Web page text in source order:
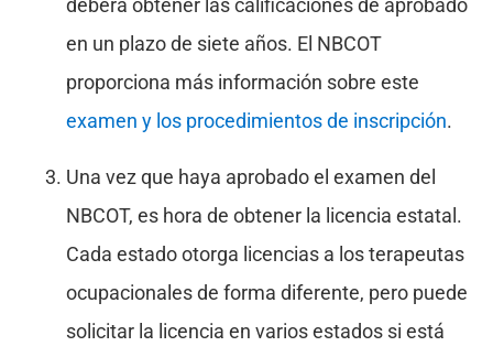
deberá obtener las calificaciones de aprobado
en un plazo de siete años. El NBCOT
proporciona más información sobre este
examen y los procedimientos de inscripción.
Una vez que haya aprobado el examen del
NBCOT, es hora de obtener la licencia estatal.
Cada estado otorga licencias a los terapeutas
ocupacionales de forma diferente, pero puede
solicitar la licencia en varios estados si está